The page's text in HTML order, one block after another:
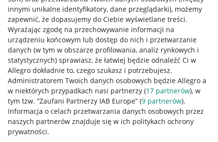
innymi unikalne identyfikatory, dane przeglądarki), możemy
zapewnić, że dopasujemy do Ciebie wyświetlane treści.
Wyrażając zgodę na przechowywanie informacji na
urządzeniu końcowym lub dostęp do nich i przetwarzanie
danych (w tym w obszarze profilowania, analiz rynkowych i
statystycznych) sprawiasz, że łatwiej będzie odnaleźć Ci w
Allegro dokładnie to, czego szukasz i potrzebujesz.
Administratorem Twoich danych osobowych będzie Allegro a
w niektórych przypadkach nasi partnerzy (17 partnerów), w
tym tzw. “Zaufani Partnerzy IAB Europe” (9 partnerów).
Informacja o celach przetwarzania danych osobowych przez
naszych partnerów znajduje się w ich politykach ochrony
prywatności.
Przydatne informacje
Jak to działa